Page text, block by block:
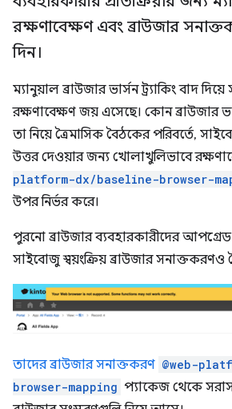
রক্ষণাবেক্ষণ এবং ব্রাউজার
দিন।
ম্যানুয়াল ব্রাউজার ভার্সন ট্র্যাকিং বাদ
রক্ষণাবেক্ষণ জয় এসেছে। কোন ব্রাউজার
তা নিয়ে ত্রৈমাসিক বৈঠকের পরিবর্তে,
উত্তর দেওয়ার জন্য খোলাখুলিভাবে
platform-dx/baseline-browser-
উপর নির্ভর করে।
পুরনো ব্রাউজার ব্যবহারকারীদের
সাইবোজু স্বয়ংক্রিয় ব্রাউজার সনাক্তকরণও
তাদের ব্রাউজার সনাক্তকরণ @web-
browser-mapping প্যাকেজ থেকে